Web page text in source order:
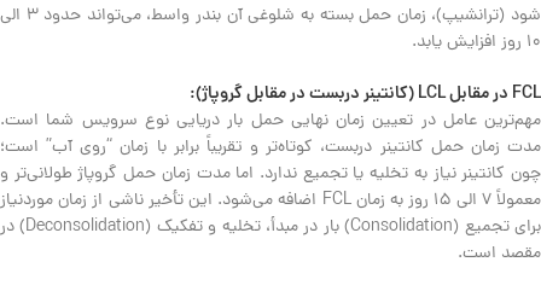
شود (ترانشیپ)، زمان حمل بسته به شلوغی آن بندر واسط، می‌تواند حدود ۳ الی
۱۰ روز افزایش یابد.
FCL در مقابل LCL (کانتینر دربست در مقابل گروپاژ):
مهم‌ترین عامل در تعیین زمان نهایی حمل بار دریایی نوع سرویس شما است.
مدت زمان حمل کانتینر دربست، کوتاه‌تر و تقریباً برابر با زمان “روی آب” است؛
چون کانتینر نیاز به تخلیه یا تجمیع ندارد. اما مدت زمان حمل گروپاژ طولانی‌تر و
معمولاً ۷ الی ۱۵ روز به زمان FCL اضافه می‌شود. این تأخیر ناشی از زمان موردنیاز
برای تجمیع (Consolidation) بار در مبدأ، تخلیه و تفکیک (Deconsolidation) در
مقصد است.